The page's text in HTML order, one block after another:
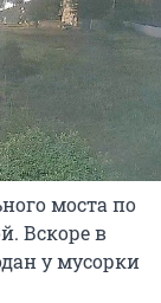
моста по
Вскоре в
у мусорки